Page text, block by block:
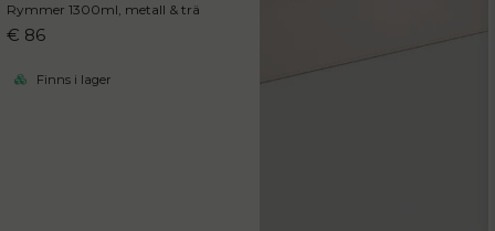
Rymmer 1300ml, metall & trä
€ 86
Finns i lager